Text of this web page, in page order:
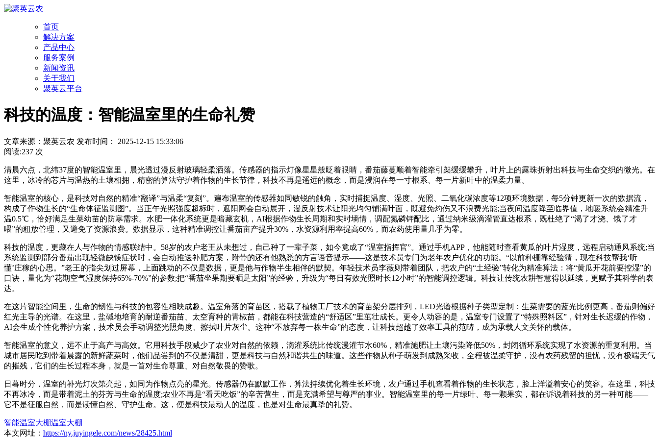
首页
解决方案
产品中心
服务案例
新闻资讯
关于我们
聚英云平台
科技的温度：智能温室里的生命礼赞
文章来源：聚英云农 发布时间： 2025-12-15 15:33:06
阅读:237 次
清晨六点，北纬37度的智能温室里，晨光透过漫反射玻璃轻柔洒落。传感器的指示灯像星星般眨着眼睛，番茄藤蔓顺着智能牵引架缓缓攀升，叶片上的露珠折射出科技与生命交织的微光。在
这里，冰冷的芯片与温热的土壤相拥，精密的算法守护着作物的生长节律，科技不再是遥远的概念，而是浸润在每一寸根系、每一片新叶中的温柔力量。
智能温室的核心，是科技对自然的精准“翻译”与温柔“复刻”。遍布温室的传感器如同敏锐的触角，实时捕捉温度、湿度、光照、二氧化碳浓度等12项环境数据，每5分钟更新一次的数据流，
构成了作物生长的“生命体征监测图”。当正午光照强度超标时，遮阳网会自动展开，漫反射技术让阳光均匀铺满叶面，既避免灼伤又不浪费光能;当夜间温度降至临界值，地暖系统会精准升
温0.5℃，恰好满足生菜幼苗的防寒需求。水肥一体化系统更是暗藏玄机，AI根据作物生长周期和实时墒情，调配氮磷钾配比，通过纳米级滴灌管直达根系，既杜绝了“渴了才浇、饿了才
喂”的粗放管理，又避免了资源浪费。数据显示，这种精准调控让番茄亩产提升30%，水资源利用率提高60%，而农药使用量几乎为零。
科技的温度，更藏在人与作物的情感联结中。58岁的农户老王从未想过，自己种了一辈子菜，如今竟成了“温室指挥官”。通过手机APP，他能随时查看黄瓜的叶片湿度，远程启动通风系统;当
系统监测到部分番茄出现轻微缺镁症状时，会自动推送补肥方案，附带的还有他熟悉的方言语音提示——这是技术员专门为老年农户优化的功能。“以前种棚靠经验猜，现在科技帮我‘听
懂’庄稼的心思。”老王的指尖划过屏幕，上面跳动的不仅是数据，更是他与作物半生相伴的默契。年轻技术员李薇则带着团队，把农户的“土经验”转化为精准算法：将“黄瓜开花前要控湿”的
口诀，量化为“花期空气湿度保持65%-70%”的参数;把“番茄坐果期要晒足太阳”的经验，升级为“每日有效光照时长12小时”的智能调控逻辑。科技让传统农耕智慧得以延续，更赋予其科学的表
达。
在这片智能空间里，生命的韧性与科技的包容性相映成趣。温室角落的育苗区，搭载了植物工厂技术的育苗架分层排列，LED光谱根据种子类型定制：生菜需要的蓝光比例更高，番茄则偏好
红光主导的光谱。在这里，盐碱地培育的耐逆番茄苗、太空育种的青椒苗，都能在科技营造的“舒适区”里茁壮成长。更令人动容的是，温室专门设置了“特殊照料区”，针对生长迟缓的作物，
AI会生成个性化养护方案，技术员会手动调整光照角度、擦拭叶片灰尘。这种“不放弃每一株生命”的态度，让科技超越了效率工具的范畴，成为承载人文关怀的载体。
智能温室的意义，远不止于高产与高效。它用科技手段减少了农业对自然的依赖，滴灌系统比传统漫灌节水60%，精准施肥让土壤污染降低50%，封闭循环系统实现了水资源的重复利用。当
城市居民吃到带着晨露的新鲜蔬菜时，他们品尝到的不仅是清甜，更是科技与自然和谐共生的味道。这些作物从种子萌发到成熟采收，全程被温柔守护，没有农药残留的担忧，没有极端天气
的摧残，它们的生长过程本身，就是一首对生命尊重、对自然敬畏的赞歌。
日暮时分，温室的补光灯次第亮起，如同为作物点亮的星光。传感器仍在默默工作，算法持续优化着生长环境，农户通过手机查看着作物的生长状态，脸上洋溢着安心的笑容。在这里，科技
不再冰冷，而是带着泥土的芬芳与生命的温度;农业不再是“看天吃饭”的辛苦营生，而是充满希望与尊严的事业。智能温室里的每一片绿叶、每一颗果实，都在诉说着科技的另一种可能——
它不是征服自然，而是读懂自然、守护生命。这，便是科技最动人的温度，也是对生命最真挚的礼赞。
智能温室大棚温室大棚
本文网址： https://ny.juyingele.com/news/28425.html